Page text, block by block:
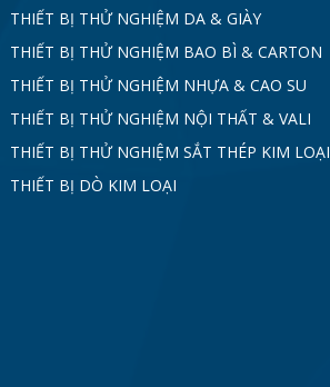
THIẾT BỊ THỬ NGHIỆM DA & GIÀY
THIẾT BỊ THỬ NGHIỆM BAO BÌ & CARTON
THIẾT BỊ THỬ NGHIỆM NHỰA & CAO SU
THIẾT BỊ THỬ NGHIỆM NỘI THẤT & VALI
THIẾT BỊ THỬ NGHIỆM SẮT THÉP KIM LOẠI
THIẾT BỊ DÒ KIM LOẠI